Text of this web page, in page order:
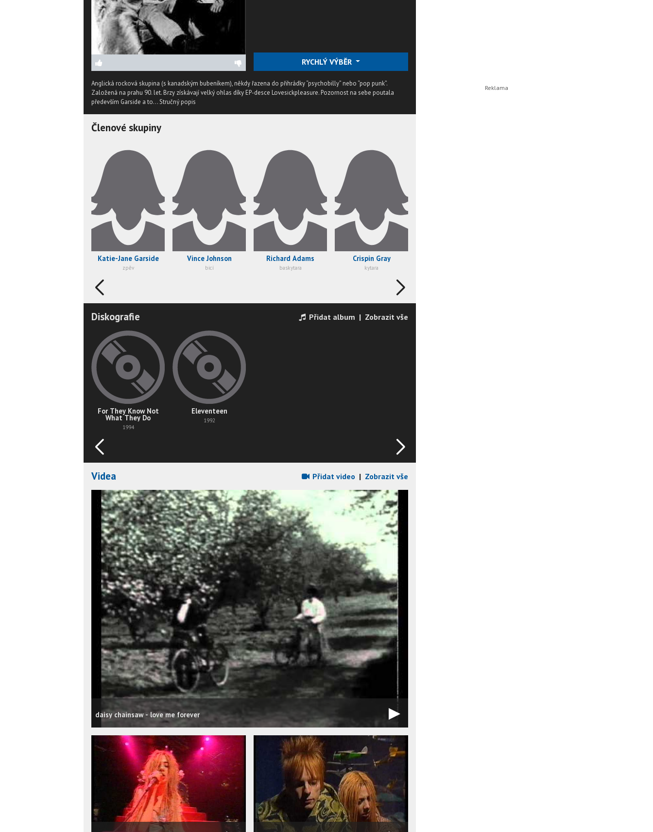
RYCHLÝ VÝBĚR
Anglická rocková skupina (s kanadským bubeníkem), někdy řazena do přihrádky “psychobilly” nebo “pop punk”.
Založená na prahu 90. let. Brzy získávají velký ohlas díky EP-desce Lovesickpleasure. Pozornost na sebe poutala
především Garside a to...Stručný popis
Členové skupiny
Katie-Jane Garside
zpěv
Vince Johnson
bicí
Richard Adams
baskytara
Crispin Gray
kytara
Diskografie Přidat album | Zobrazit vše
For They Know Not
What They Do
1994
Eleventeen
1992
Videa Přidat video | Zobrazit vše
daisy chainsaw - love me forever